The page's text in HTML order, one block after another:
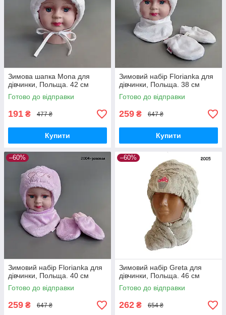
Зимова шапка Mona для
дівчинки, Польща. 42 см
Готово до відправки
191 ₴ 477 ₴
Купити
Зимовий набір Florianka для
дівчинки, Польща. 38 см
Готово до відправки
259 ₴ 647 ₴
Купити
–60%
Зимовий набір Florianka для
дівчинки, Польща. 40 см
Готово до відправки
259 ₴ 647 ₴
–60%
Зимовий набір Greta для
дівчинки, Польща. 46 см
Готово до відправки
262 ₴ 654 ₴